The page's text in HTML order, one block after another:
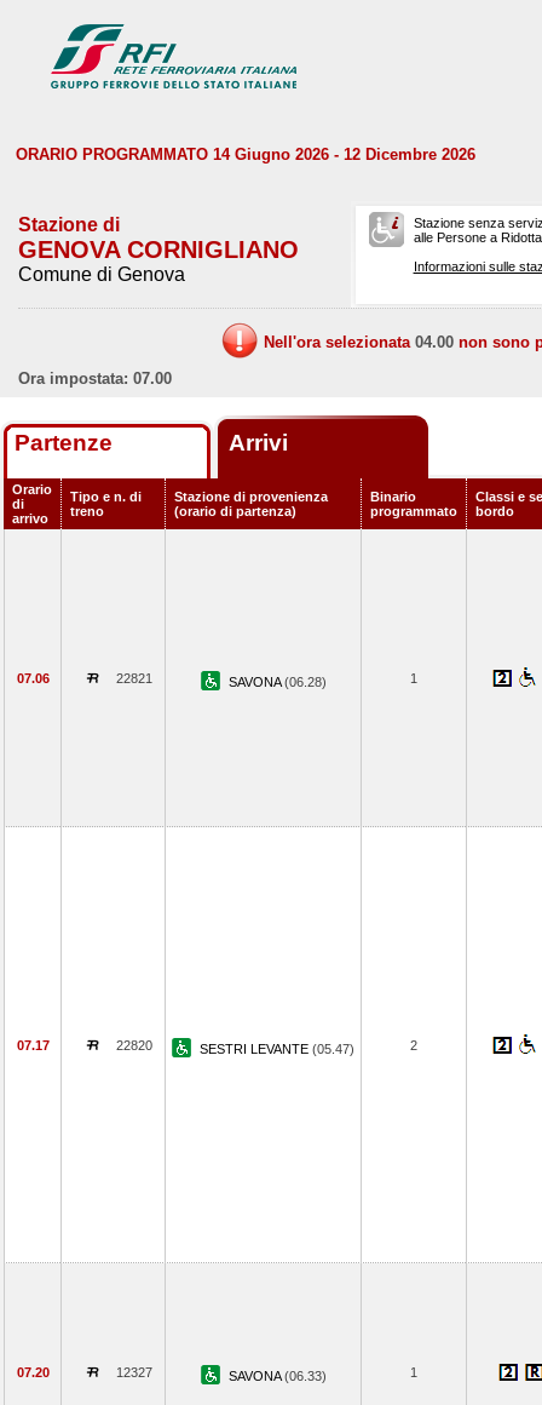
ORARIO PROGRAMMATO 14 Giugno 2026 - 12 Dicembre 2026
Stazione di
GENOVA CORNIGLIANO
Comune di Genova
Stazione senza
alle Persone a
Informazioni sulle
Nell'ora selezionata 04.00 non sono
Ora impostata: 07.00
Partenze Arrivi
Orario
di
arrivo
Tipo e n. di
treno
Stazione di provenienza
(orario di partenza)
Binario
programmato
Classi e
bordo
07.06 22821 SAVONA(06.28) 1
07.17 22820 SESTRI LEVANTE (05.47) 2
07.20 12327 SAVONA(06.33) 1